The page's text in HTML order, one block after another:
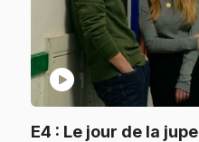
play_circle
E4 : Le jour de la jupe.